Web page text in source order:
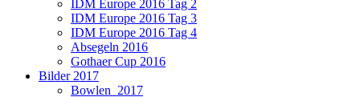
IDM Europe 2016 Tag 2
IDM Europe 2016 Tag 3
IDM Europe 2016 Tag 4
Absegeln 2016
Gothaer Cup 2016
Bilder 2017
Bowlen_2017